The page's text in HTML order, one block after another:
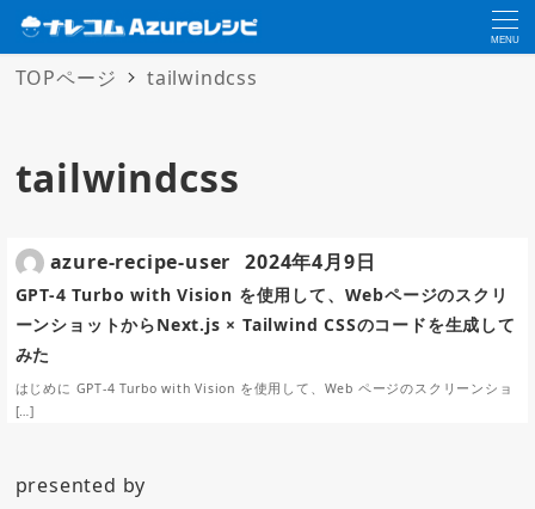
MENU
TOPページ tailwindcss
tailwindcss
GPT-4 Turbo with Vision を使用して、Webページのスクリ
ーンショットからNext.js × Tailwind CSSのコードを生成して
みた
はじめに GPT-4 Turbo with Vision を使用して、Web ページのスクリーンショ
[…]
azure-recipe-user 2024年4月9日
presented by